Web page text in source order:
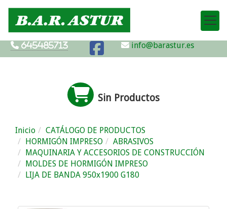
645485713 info@barastur.es
Sin Productos
Inicio
CATÁLOGO DE PRODUCTOS
HORMIGÓN IMPRESO
ABRASIVOS
MAQUINARIA Y ACCESORIOS DE CONSTRUCCIÓN
MOLDES DE HORMIGÓN IMPRESO
LIJA DE BANDA 950x1900 G180